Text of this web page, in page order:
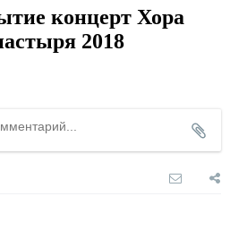
концерт Хора
2018